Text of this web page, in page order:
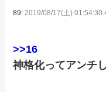
89: 2019/08/17(土)
>>16
神格化ってアンチ